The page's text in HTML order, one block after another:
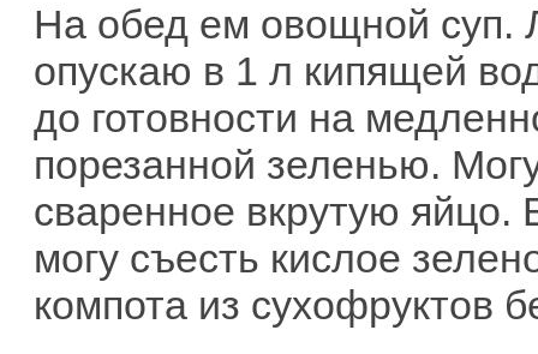
На обед ем овощной
опускаю в 1 л кипящей
до готовности на
порезанной зеленью.
сваренное вкрутую яйцо.
могу съесть кислое
компота из сухофруктов